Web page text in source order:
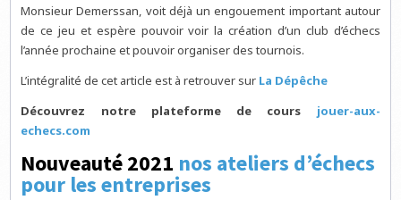
Monsieur Demerssan, voit déjà un engouement important autour
de ce jeu et espère pouvoir voir la création d’un club d’échecs
l’année prochaine et pouvoir organiser des tournois.
L’intégralité de cet article est à retrouver sur La Dépêche
Découvrez notre plateforme de cours jouer-aux-
echecs.com
Nouveauté 2021 nos ateliers d’échecs
pour les entreprises